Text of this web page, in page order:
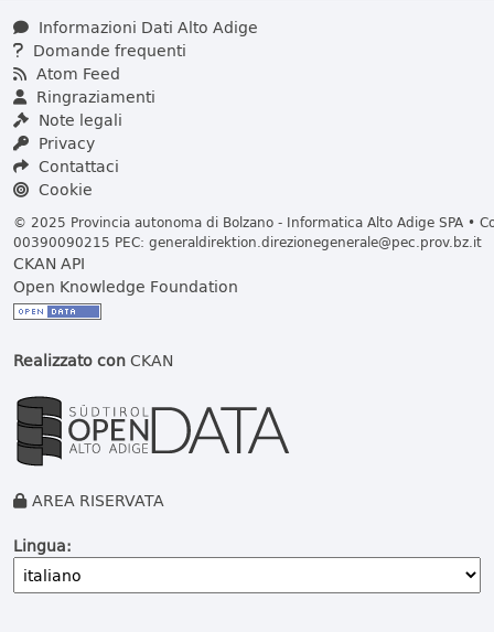
Informazioni Dati Alto Adige
Domande frequenti
Atom Feed
Ringraziamenti
Note legali
Privacy
Contattaci
Cookie
© 2025 Provincia autonoma di Bolzano - Informatica Alto Adige SPA •
00390090215 PEC: generaldirektion.direzionegenerale@pec.prov.bz.it
CKAN API
Open Knowledge Foundation
Realizzato conCKAN
AREA RISERVATA
Lingua